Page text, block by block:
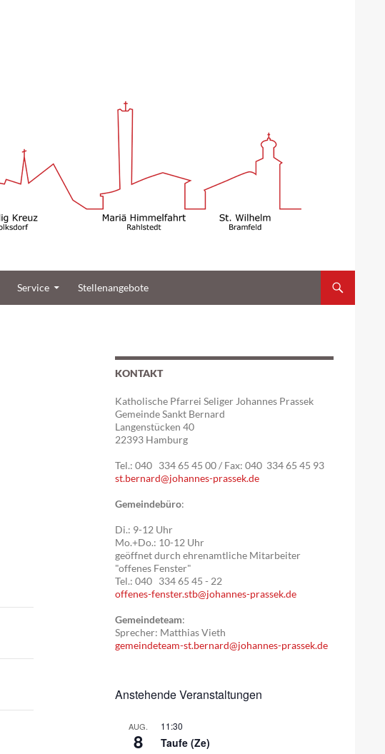
Service Stellenangebote
KONTAKT
Katholische Pfarrei Seliger Johannes Prassek
Gemeinde Sankt Bernard
Langenstücken 40
22393 Hamburg
Tel.: 040 334 65 45 00 / Fax: 040 334 65 45 93
st.bernard@johannes-prassek.de
Gemeindebüro:
Di.: 9-12 Uhr
Mo.+Do.: 10-12 Uhr
geöffnet durch ehrenamtliche Mitarbeiter
"offenes Fenster"
Tel.: 040 334 65 45 - 22
offenes-fenster.stb@johannes-prassek.de
Gemeindeteam:
Sprecher: Matthias Vieth
gemeindeteam-st.bernard@johannes-prassek.de
Anstehende Veranstaltungen
AUG.
8
11:30
Taufe (Ze)